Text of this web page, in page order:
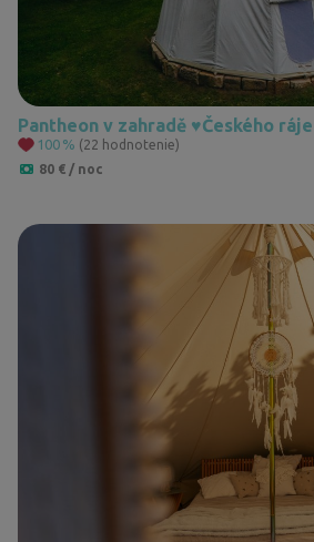
Pantheon v zahradě ♥️Českého ráje
100 % (22 hodnotenie)
80 € / noc
Cookies. Vy viete, čo máte robiť,